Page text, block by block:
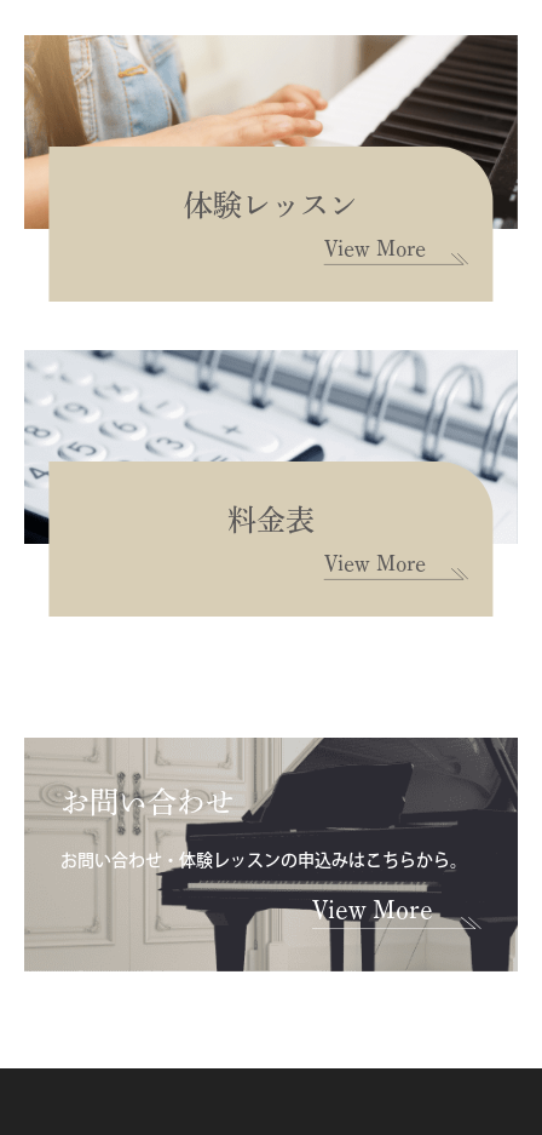
体験レッスン
View More
料金表
View More
お問い合わせ
お問い合わせ・体験レッスンの申込みはこちらから。
View More